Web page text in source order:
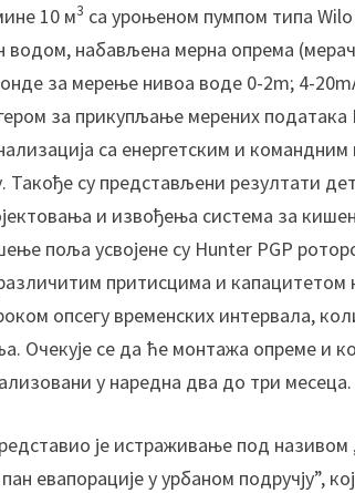
п
р
и
с
п
у
п
р
в
љ
а
у
а
10 м3 са уроњеном пумпом типа
водом, набављена мерна опрема
за мерење нивоа воде 0-2m; 4-
за прикупљање мерених података
са енергетским и
Такође су представљени резултати
и извођења система за
поља усвојене су Hunter PGP
различитим притисцима и
опсегу временских интервала,
Очекује се да ће монтажа опреме и
у наредна два до три месеца.
је истраживање под
евапорације у урбаном подручју”,